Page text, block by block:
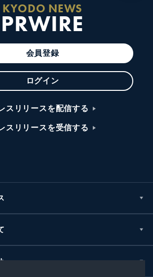
KYODO NEWS
PRWIRE
会員登録
ログイン
スリリースを配信する
スリリースを受信する